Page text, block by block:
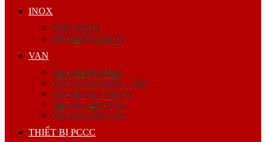
INOX
ỐNG INOX
PHỤ KIỆN INOX
VAN
Van ren Minh Hòa
Van ren Giacomini – Italy
Van mặt bích Shin Yi
Van gang hàn Quốc
Van gang Đài Loan
THIẾT BỊ PCCC